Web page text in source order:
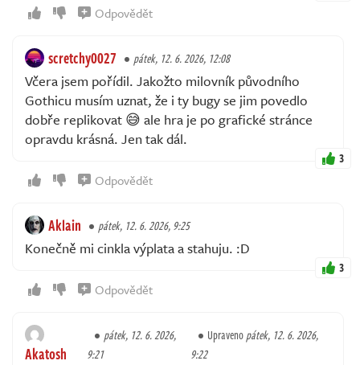
Odpovědět
scretchy0027 pátek, 12. 6. 2026, 12:08
Včera jsem pořídil. Jakožto milovník původního
Gothicu musím uznat, že i ty bugy se jim povedlo
dobře replikovat 😅 ale hra je po grafické stránce
opravdu krásná. Jen tak dál.
3
Odpovědět
Aklain pátek, 12. 6. 2026, 9:25
Konečně mi cinkla výplata a stahuju. :D
3
Odpovědět
Akatosh
pátek, 12. 6. 2026,
9:21
Upravenopátek, 12. 6. 2026,
9:22